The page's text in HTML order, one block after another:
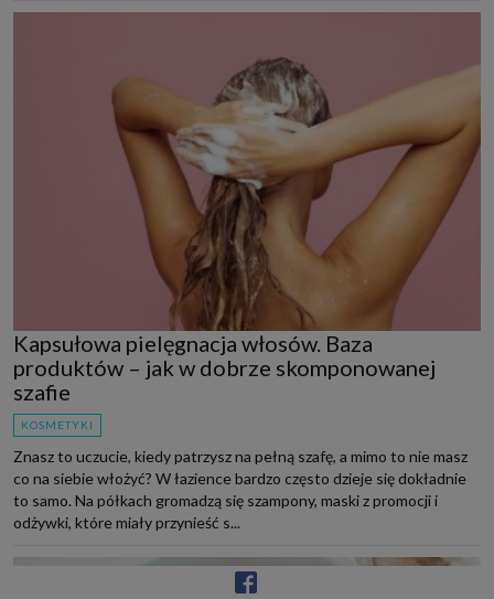
Kapsułowa pielęgnacja włosów. Baza
produktów – jak w dobrze skomponowanej
szafie
KOSMETYKI
Znasz to uczucie, kiedy patrzysz na pełną szafę, a mimo to nie masz
co na siebie włożyć? W łazience bardzo często dzieje się dokładnie
to samo. Na półkach gromadzą się szampony, maski z promocji i
odżywki, które miały przynieść s...